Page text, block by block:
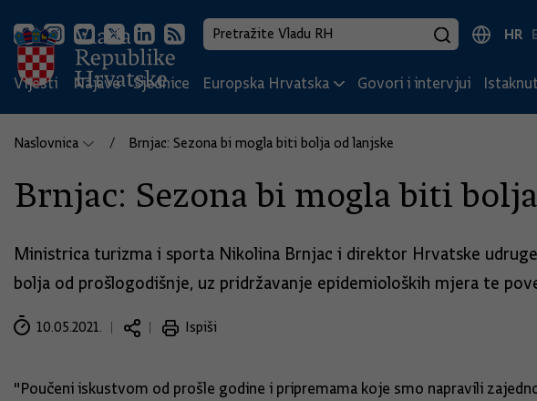
HR
Vijesti Najave Sjednice Europska Hrvatska Govori i intervjui
Naslovnica Brnjac: Sezona bi mogla biti bolja od lanjske
Brnjac: Sezona bi mogla biti
Ministrica turizma i sporta Nikolina Brnjac i direktor Hrvatske
bolja od prošlogodišnje, uz pridržavanje epidemioloških mjera te
10.05.2021. Ispiši
"Poučeni iskustvom od prošle godine i pripremama koje smo napravili